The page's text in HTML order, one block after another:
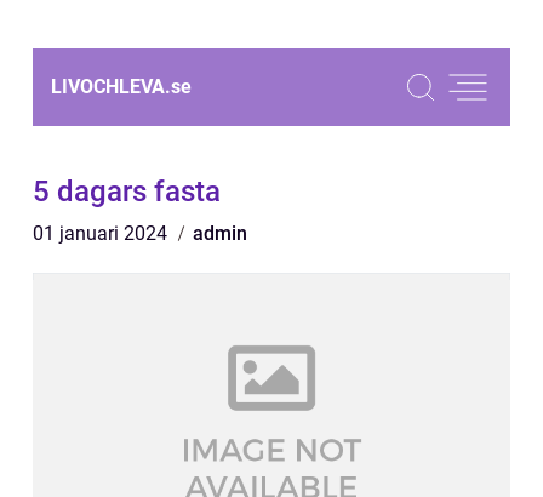
LIVOCHLEVA.se
5 dagars fasta
01 januari 2024 admin